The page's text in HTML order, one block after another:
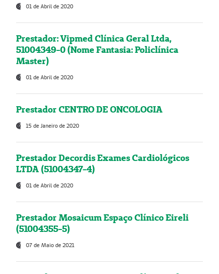
01 de Abril de 2020
Prestador: Vipmed Clínica Geral Ltda,
51004349-0 (Nome Fantasia: Policlínica
Master)
01 de Abril de 2020
Prestador CENTRO DE ONCOLOGIA
15 de Janeiro de 2020
Prestador Decordis Exames Cardiológicos
LTDA (51004347-4)
01 de Abril de 2020
Prestador Mosaicum Espaço Clínico Eireli
(51004355-5)
07 de Maio de 2021